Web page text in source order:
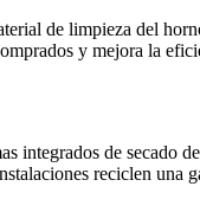
de limpieza del
y mejora la
integrados de secado
reciclen una